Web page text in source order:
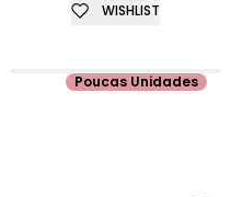
WISHLIST
Poucas Unidades